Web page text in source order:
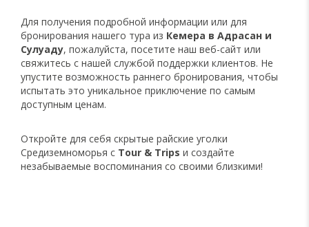
Для получения подробной информации или для
бронирования нашего тура из Кемера в Адрасан и
Сулуаду, пожалуйста, посетите наш веб-сайт или
свяжитесь с нашей службой поддержки клиентов. Не
упустите возможность раннего бронирования, чтобы
испытать это уникальное приключение по самым
доступным ценам.
Откройте для себя скрытые райские уголки
Средиземноморья с Tour & Trips и создайте
незабываемые воспоминания со своими близкими!